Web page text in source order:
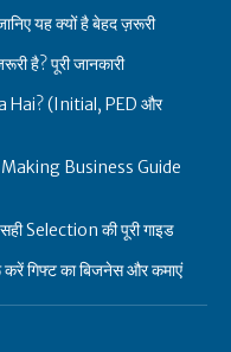
यह क्यों है बेहद ज़रूरी
है? पूरी जानकारी
Hai? (Initial, PED और
Business Guide
Selection की पूरी गाइड
गिफ्ट का बिजनेस और कमाएं